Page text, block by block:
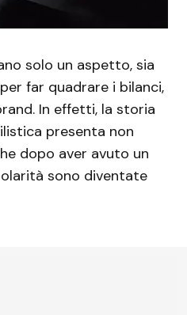
solo un aspetto, sia
far quadrare i bilanci,
In effetti, la storia
presenta non
dopo aver avuto un
sono diventate